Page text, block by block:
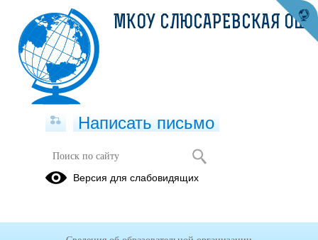
Информация
Социально-
МКОУ СЛЮСАРЕВСКАЯ ОШ
Написать письмо
Версия для слабовидящих